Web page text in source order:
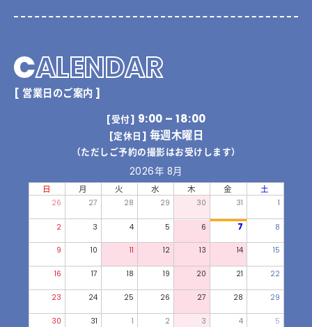
CALENDAR
[ 営業日のご案内 ]
[受付] 9:00 – 18:00
[定休日] 毎週木曜日
（ただしご予約の撮影はお受けします）
2026年 8月
日 月 火 水 木 金 土
26 27 28 29 30 31 1
2 3 4 5 6 7 8
9 10 11 12 13 14 15
16 17 18 19 20 21 22
23 24 25 26 27 28 29
30 31 1 2 3 4 5